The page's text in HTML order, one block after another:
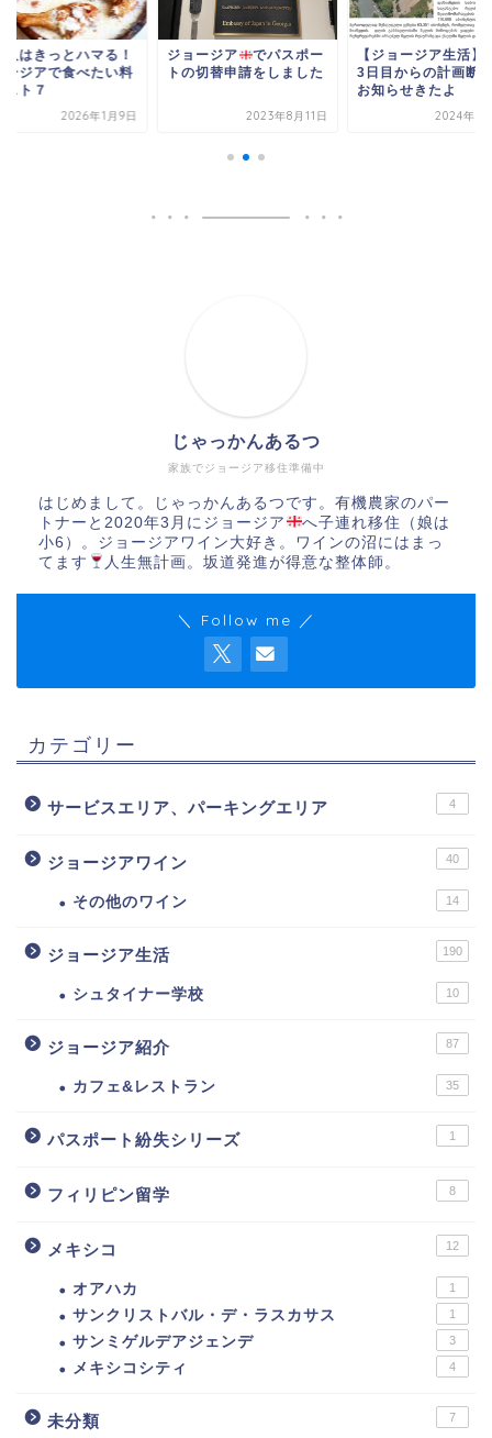
人はきっとハマる！
ージアで食べたい料
スト７
2026年1月9日
ジョージア
でパスポー
トの切替申請をしました
2023年8月11日
【ジョージア生活】
3日目からの計画断
お知らせきたよ
2024年6
家族でジョージア移住準備中
じゃっかんあるつ
はじめまして。じゃっかんあるつです。有機農家のパー
トナーと2020年3月にジョージア
へ子連れ移住（娘は
小6）。ジョージアワイン大好き。ワインの沼にはまっ
てます
人生無計画。坂道発進が得意な整体師。
＼ Follow me ／
カテゴリー
サービスエリア、パーキングエリア 4
ジョージアワイン 40
その他のワイン 14
ジョージア生活 190
シュタイナー学校 10
ジョージア紹介 87
カフェ&レストラン 35
パスポート紛失シリーズ 1
フィリピン留学 8
メキシコ 12
オアハカ 1
サンクリストバル・デ・ラスカサス 1
サンミゲルデアジェンデ 3
メキシコシティ 4
未分類 7